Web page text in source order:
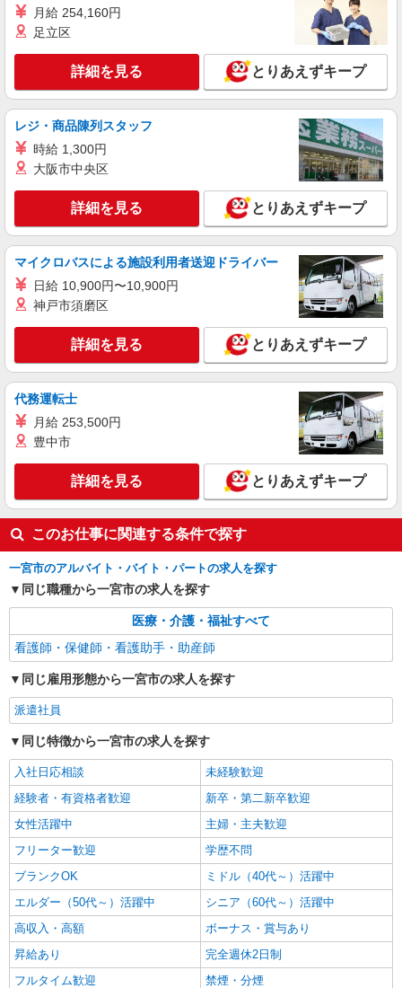
月給 254,160円
足立区
詳細を見る とりあえずキープ
レジ・商品陳列スタッフ
時給 1,300円
大阪市中央区
詳細を見る とりあえずキープ
マイクロバスによる施設利用者送迎ドライバー
日給 10,900円〜10,900円
神戸市須磨区
詳細を見る とりあえずキープ
代務運転士
月給 253,500円
豊中市
詳細を見る とりあえずキープ
このお仕事に関連する条件で探す
一宮市のアルバイト・バイト・パートの求人を探す
同じ職種から一宮市の求人を探す
医療・介護・福祉すべて
看護師・保健師・看護助手・助産師
同じ雇用形態から一宮市の求人を探す
派遣社員
同じ特徴から一宮市の求人を探す
入社日応相談
未経験歓迎
経験者・有資格者歓迎
新卒・第二新卒歓迎
女性活躍中
主婦・主夫歓迎
フリーター歓迎
学歴不問
ブランクOK
ミドル（40代～）活躍中
エルダー（50代～）活躍中
シニア（60代～）活躍中
高収入・高額
ボーナス・賞与あり
昇給あり
完全週休2日制
フルタイム歓迎
禁煙・分煙